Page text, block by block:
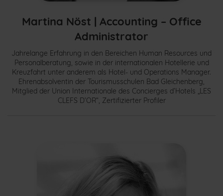
Martina Nöst | Accounting – Office
Administrator
Jahrelange Erfahrung in den Bereichen Human Resources und
Personalberatung, sowie in der internationalen Hotellerie und
Kreuzfahrt unter anderem als Hotel- und Operations Manager.
Ehrenabsolventin der Tourismusschulen Bad Gleichenberg,
Mitglied der Union Internationale des Concierges d’Hotels „LES
CLEFS D’OR“, Zertifizierter Profiler